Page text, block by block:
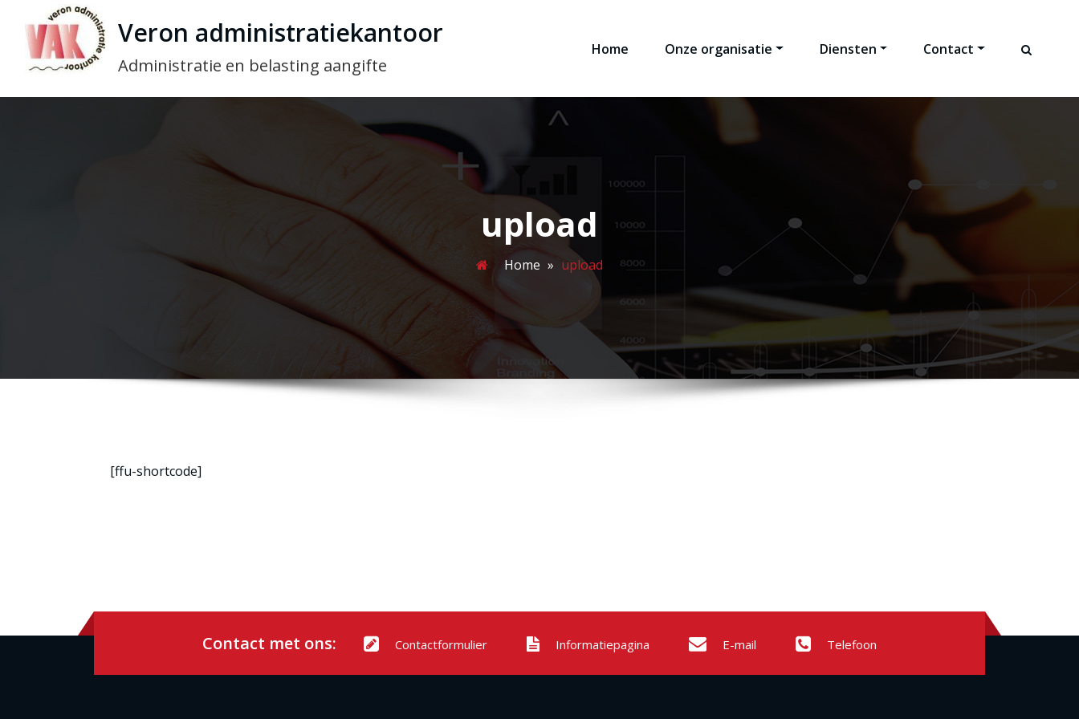
Veron administratiekantoor
Administratie en belasting aangifte
Home Onze organisatie Diensten Contact
upload
Home » upload
[ffu-shortcode]
Contact met ons: Contactformulier Informatiepagina E-mail Telefoon